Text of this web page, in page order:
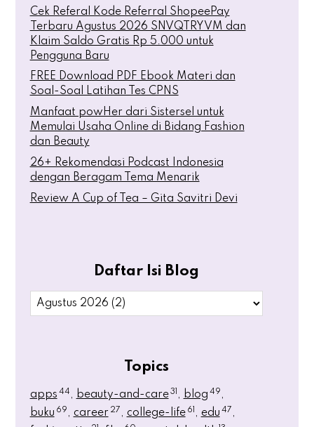
Cek Referal Kode Referral ShopeePay
Terbaru Agustus 2026 SNVQTRYVM dan
Klaim Saldo Gratis Rp 5.000 untuk
Pengguna Baru
FREE Download PDF Ebook Materi dan
Soal-Soal Latihan Tes CPNS
Manfaat powHer dari Sistersel untuk
Memulai Usaha Online di Bidang Fashion
dan Beauty
26+ Rekomendasi Podcast Indonesia
dengan Beragam Tema Menarik
Review A Cup of Tea – Gita Savitri Devi
Daftar Isi Blog
Topics
apps 44 beauty-and-care 31 blog 49
buku 69 career 27 college-life 61 edu 47